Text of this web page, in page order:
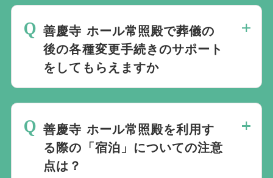
点がありましたらお気軽にご相談くださ
い。
要望にお応えしております。
善慶寺 ホール常照殿で葬儀の
後の各種変更手続きのサポート
をしてもらえますか
の手続きとお答えになる方が70パーセント
以上でして、お客様が日常にお戻りいただ
くまでの期間、回数の制限なく、当社の専
善慶寺 ホール常照殿を利用す
る際の「宿泊」についての注意
点は？